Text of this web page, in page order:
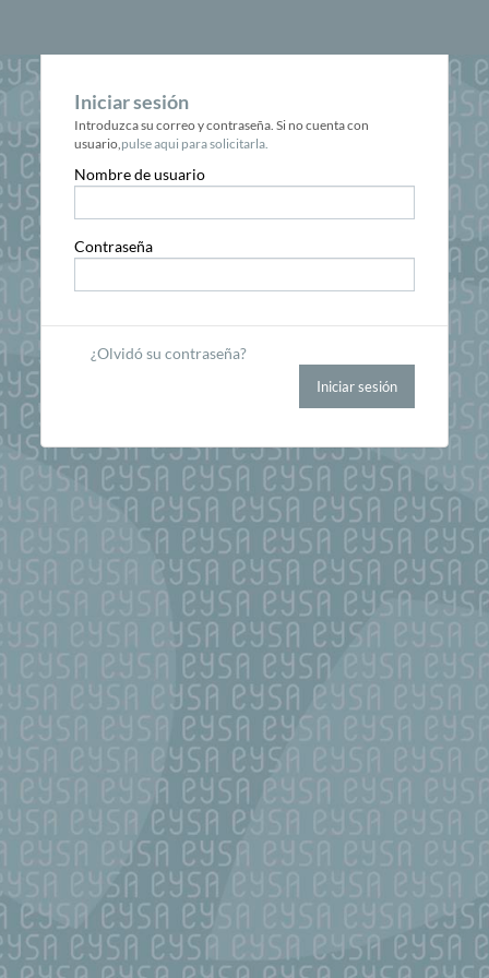
Iniciar sesión
Introduzca su correo y contraseña. Si no cuenta con
usuario, pulse aqui para solicitarla.
Nombre de usuario
Contraseña
¿Olvidó su contraseña?